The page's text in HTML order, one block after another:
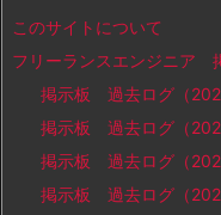
このサイトについて
フリーランスエンジニア
掲示板 過去ログ（
掲示板 過去ログ（
掲示板 過去ログ（
掲示板 過去ログ（